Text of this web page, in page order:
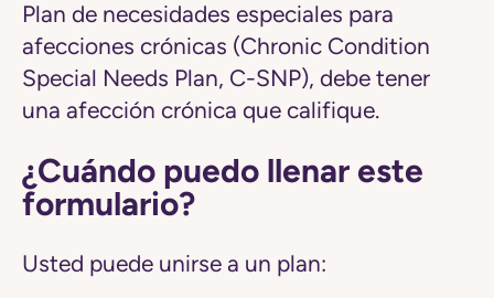
Plan de necesidades especiales para
afecciones crónicas (Chronic Condition
Special Needs Plan, C-SNP), debe tener
una afección crónica que califique.
¿Cuándo puedo llenar este
formulario?
Usted puede unirse a un plan: